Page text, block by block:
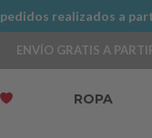
realizados a
ENVÍO GRATIS A
ROPA